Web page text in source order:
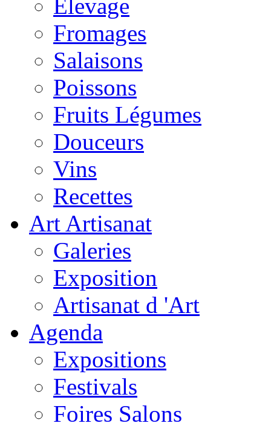
Elevage
Fromages
Salaisons
Poissons
Fruits Légumes
Douceurs
Vins
Recettes
Art Artisanat
Galeries
Exposition
Artisanat d 'Art
Agenda
Expositions
Festivals
Foires Salons